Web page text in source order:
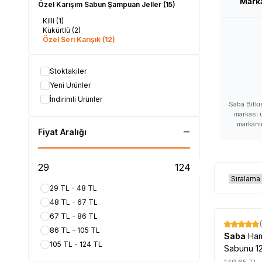
Özel Karışım Sabun Şampuan Jeller (15)
Killi (1)
Kükürtlü (2)
Özel Seri Karışık (12)
Stoktakiler
Yeni Ürünler
İndirimli Ürünler
Fiyat Aralığı
29 TL - 48 TL
48 TL - 67 TL
67 TL - 86 TL
86 TL - 105 TL
105 TL - 124 TL
Saba
markası
Saba
nerede
alabilirim,
%17
Saba
Sabunu